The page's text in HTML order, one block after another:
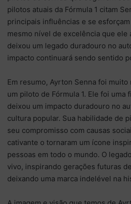
pilotos atuais da Fórmula 1 citam
principais influências e se
mesmo nível de excelência que ele
deixou um legado duradouro no
impacto continuará sendo sentido
Em resumo, Ayrton Senna foi muito
um piloto de Fórmula 1. Ele foi uma
deixou um impacto duradouro no
cultura popular. Sua habilidade de
seu compromisso com causas
cativante o tornaram um ícone
pessoas em todo o mundo. O
vivo, inspirando gerações futuras
deixando uma marca indelével na